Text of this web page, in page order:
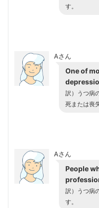
す。
Aさん
One of
訳）うつ病
死または喪
Aさん
People
訳）うつ病
す。